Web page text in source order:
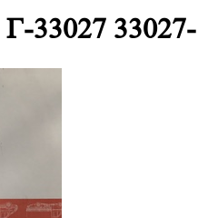
33027